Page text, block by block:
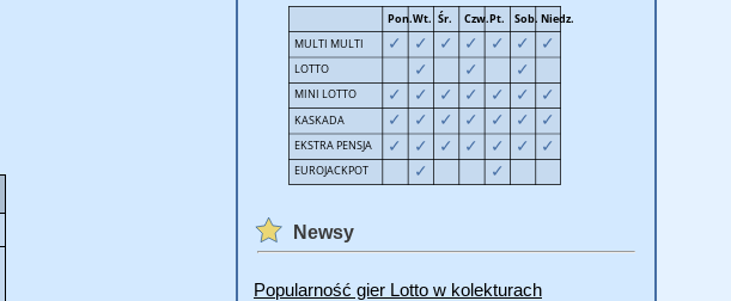
Newsy
Popularność gier Lotto w kolekturach